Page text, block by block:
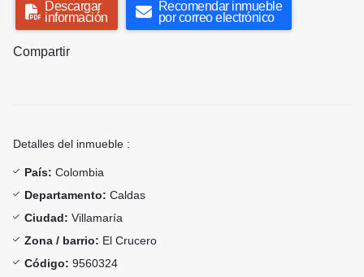
Descargar
información
Recomendar inmueble
por correo electrónico
Compartir
Detalles del inmueble :
País: Colombia
Departamento: Caldas
Ciudad: Villamaría
Zona / barrio: El Crucero
Código: 9560324